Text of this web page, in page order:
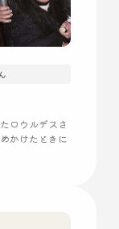
ロウルデスさ
かけたときに